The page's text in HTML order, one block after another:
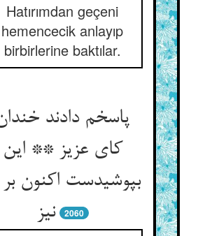
Hatırımdan geçeni
hemencecik anlayıp
birbirlerine baktılar.
پاسخم دادند
کای عزیز ** این
بپوشیدست اکنون بر
نیز
2060